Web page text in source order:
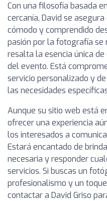
Con una filosofía basada
cercanía, David se
cómodo y comprendido
pasión por la fotografía se
resalta la esencia única
del evento. Está
servicio personalizado y
las necesidades
Aunque su sitio web está
ofrecer una experiencia
los interesados a
Estará encantado de
necesaria y responder
servicios. Si buscas un
profesionalismo y un
contactar a David Griso